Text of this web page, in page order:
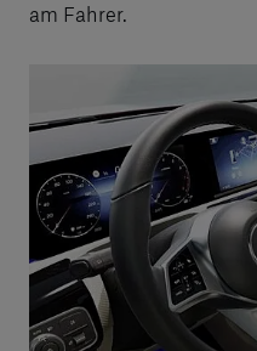
am Fahrer.